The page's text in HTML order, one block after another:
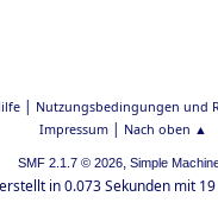
| Nutzungsbedingungen und
Impressum| Nach oben ▲
SMF 2.1.7 © 2026, Simple
in 0.073 Sekunden mit